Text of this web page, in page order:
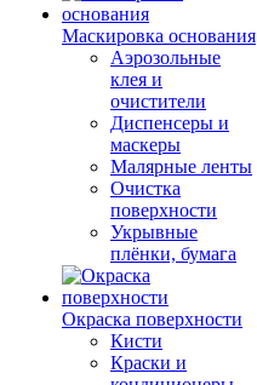
Маскировка основания
Аэрозольные
клея и
очистители
Диспенсеры и
маскеры
Малярные ленты
Очистка
поверхности
Укрывные
плёнки, бумага
Окраска поверхности
Кисти
Краски и